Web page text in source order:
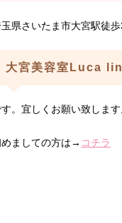
県さいたま市大宮駅徒
大宮美容室Luca
。宜しくお願い致します
ましての方は→ コチラ